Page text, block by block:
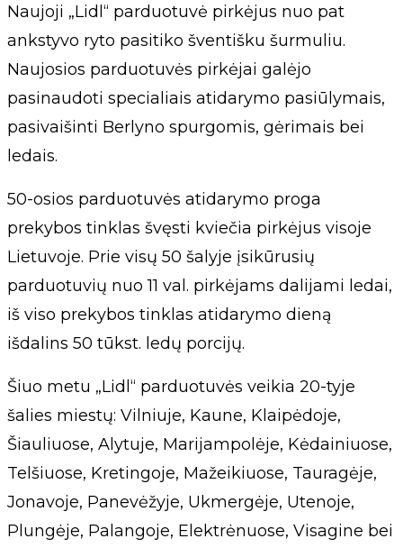
Naujoji „Lidl“ parduotuvė pirkėjus nuo pat
ankstyvo ryto pasitiko šventišku šurmuliu.
Naujosios parduotuvės pirkėjai galėjo
pasinaudoti specialiais atidarymo pasiūlymais,
pasivaišinti Berlyno spurgomis, gėrimais bei
ledais.
50-osios parduotuvės atidarymo proga
prekybos tinklas švęsti kviečia pirkėjus visoje
Lietuvoje. Prie visų 50 šalyje įsikūrusių
parduotuvių nuo 11 val. pirkėjams dalijami ledai,
iš viso prekybos tinklas atidarymo dieną
išdalins 50 tūkst. ledų porcijų.
Šiuo metu „Lidl“ parduotuvės veikia 20-tyje
šalies miestų: Vilniuje, Kaune, Klaipėdoje,
Šiauliuose, Alytuje, Marijampolėje, Kėdainiuose,
Telšiuose, Kretingoje, Mažeikiuose, Tauragėje,
Jonavoje, Panevėžyje, Ukmergėje, Utenoje,
Plungėje, Palangoje, Elektrėnuose, Visagine bei